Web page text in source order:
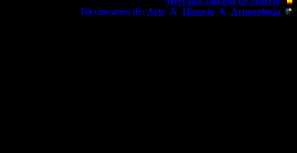
Diccionarios de: Arte & Historia & Arqueología